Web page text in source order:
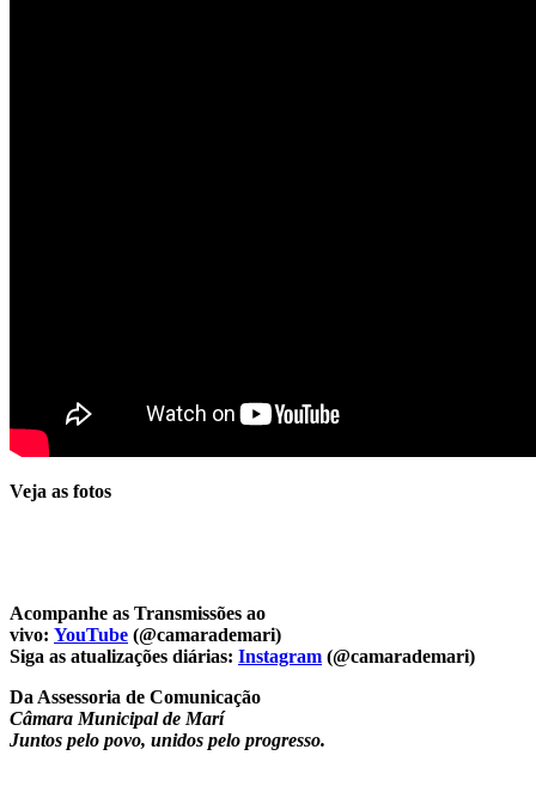
Veja as fotos
Acompanhe as Transmissões ao
vivo: YouTube (@camarademari)
Siga as atualizações diárias: Instagram (@camarademari)
Da Assessoria de Comunicação
Câmara Municipal de Marí
Juntos pelo povo, unidos pelo progresso.